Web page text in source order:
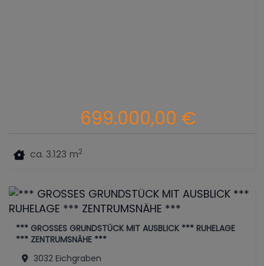
ca. 3.123 m2
699.000,00 €
*** GROSSES GRUNDSTÜCK MIT AUSBLICK *** RUHELAGE
*** ZENTRUMSNÄHE ***
3032 Eichgraben